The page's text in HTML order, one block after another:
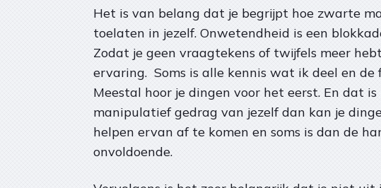
Het is van belang dat je begrijpt hoe zwarte
toelaten in jezelf. Onwetendheid is een
Zodat je geen vraagtekens of twijfels meer
ervaring. Soms is alle kennis wat ik deel en de
Meestal hoor je dingen voor het eerst. En dat
manipulatief gedrag van jezelf dan kan je
helpen ervan af te komen en soms is dan de
onvoldoende.